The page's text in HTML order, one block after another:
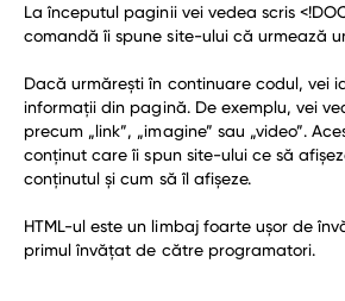
La începutul paginii vei vedea scris
comandă îi spune site-ului că urmează
Dacă urmărești în continuare codul, vei
informații din pagină. De exemplu, vei
precum „link”, „imagine” sau „video”.
conținut care îi spun site-ului ce să
conținutul și cum să îl afișeze.
HTML-ul este un limbaj foarte ușor de
primul învățat de către programatori.